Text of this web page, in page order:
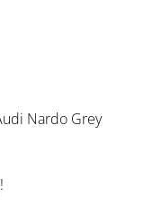
Nardo Grey